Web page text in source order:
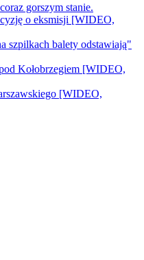
gorszym stanie.
o eksmisji [WIDEO,
szpilkach balety odstawiają"
Kołobrzegiem [WIDEO,
[WIDEO,